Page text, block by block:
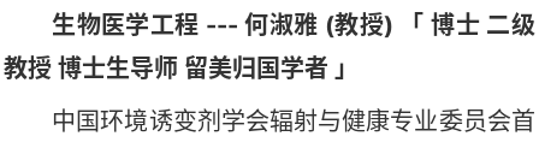
生物医学工程 --- 何淑雅 (教授) 「 博士 二级
教授 博士生导师 留美归国学者 」
中国环境诱变剂学会辐射与健康专业委员会首